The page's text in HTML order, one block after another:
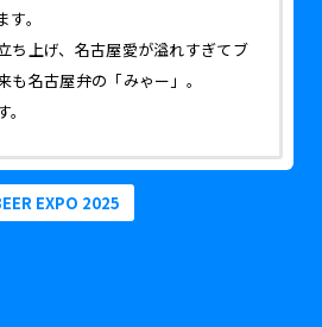
。
ち上げ、名古屋愛が溢れすぎてブ
も名古屋弁の「みゃー」。
EXPO 2025